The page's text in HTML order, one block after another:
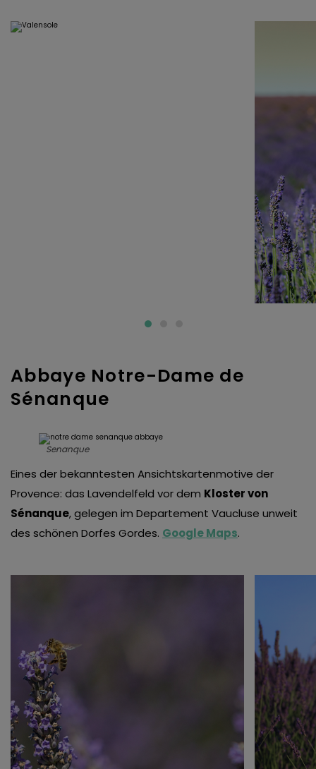
Abbaye Notre-Dame de
Sénanque
Senanque
Eines der bekanntesten Ansichtskartenmotive der
Provence: das Lavendelfeld vor dem Kloster von
Sénanque, gelegen im Departement Vaucluse unweit
des schönen Dorfes Gordes. Google Maps.